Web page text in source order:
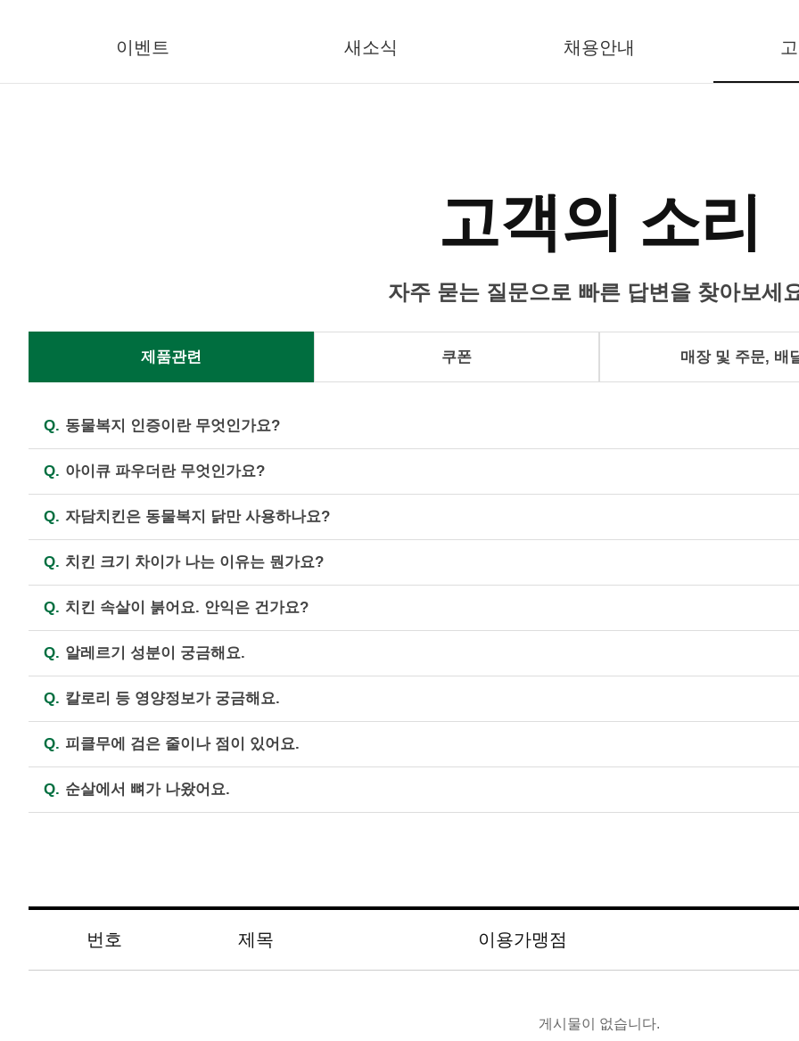
이벤트 새소식 채용안내
고객의 소리
자주 묻는 질문으로 빠른 답변을 찾아보세
제품관련 쿠폰 매장 및 주문, 배
Q. 동물복지 인증이란 무엇인가요?
생산하기 위한 국가인증 제도입니다. (자세한 내용은 홈페이지의 관련 정보를 통하여 확인해주세요.)
Q. 아이큐 파우더란 무엇인가요?
Q. 자담치킨은 동물복지 닭만 사용하나요?
경적 이유로 원료육 공급에 장애가 생기는 경우 일부 물량에서 국내산 친환경 원료육으로 대체될 수 있습니다.
에 따라 동물복지가 아닌 국내산 최고급 다리살(정육)만을 사용하고 있습니다.
Q. 치킨 크기 차이가 나는 이유는 뭔가요?
증발하여 중량 차이가 발생하기도 합니다.
Q. 치킨 속살이 붉어요. 안익은 건가요?
으로서, 닭고기처럼 원육의 색이 연한 화이트 미트에서 종종 발견됩니다. 자담치킨 제품은 170℃ 이상의 고온
드셔도 좋습니다. 그러나 덜 익은 제품으로 의심이 될 경우, 제품 사진과 함께 해당 매장에 문의 주시면 현물
(원료육의 도계 과정에서 진행되는 작업의 결과로 간혹 색이 검붉게 보일 수 있습니다. 역시 문의 주시면 안내
Q. 알레르기 성분이 궁금해요.
등 견과류가 포함되어 있으니 견과류 알레르기가 있으신 분들은 참고하시기 바랍니다.
Q. 칼로리 등 영양정보가 궁금해요.
백질, 포화지방, 나트륨, 그 밖에 강조 표시를 하고자 하는 영양성분을 표시합니다.
Q. 피클무에 검은 줄이나 점이 있어요.
의 육질이 코르크화하고 흑색으로 변하거나 검은 심이 박힌 것처럼 보이는 등의 현상이 있습니다. 이러한 재료
나, 간혹 함께 섞여들어가는 경우가 있습니다. 몸에 해롭지는 않으니 제거한 뒤 드시기를 권장합니다.
Q. 순살에서 뼈가 나왔어요.
번호 제목 이용가맹점
게시물이 없습니다.